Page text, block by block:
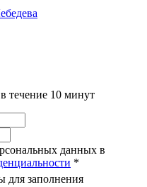
течение 10 минут
данных в
*
для заполнения